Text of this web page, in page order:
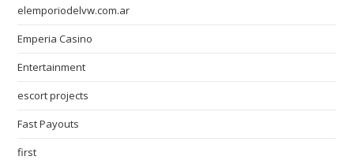
elemporiodelvw.com.ar
Emperia Casino
Entertainment
escort projects
Fast Payouts
first